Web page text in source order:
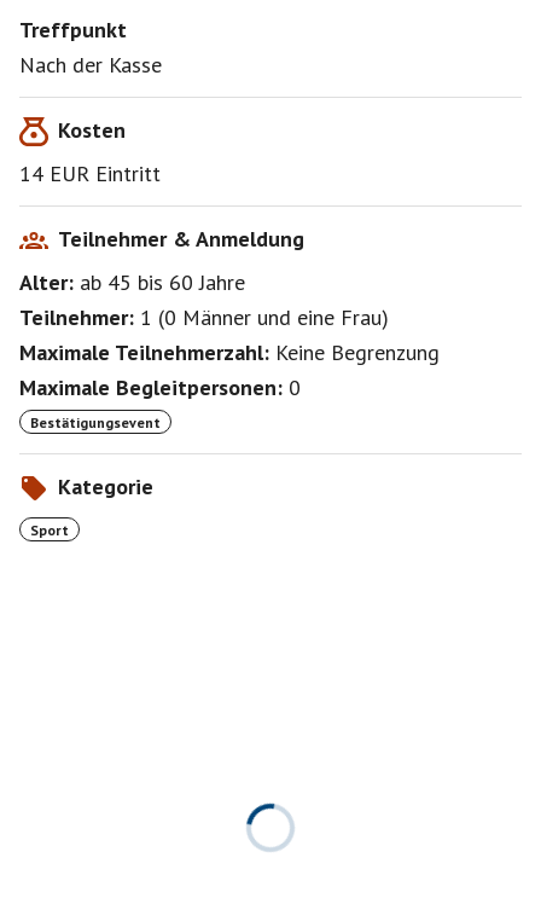
Treffpunkt
Nach der Kasse
Kosten
14 EUR Eintritt
Teilnehmer & Anmeldung
Alter: ab 45 bis 60Jahre
Teilnehmer: 1 (0 Männer und eine Frau)
Maximale Teilnehmerzahl: Keine Begrenzung
Maximale Begleitpersonen: 0
Bestätigungsevent
Kategorie
Sport